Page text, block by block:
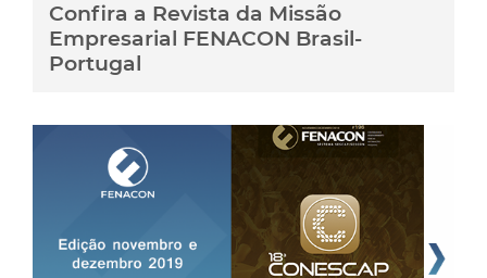
Confira a Revista da Missão
Empresarial FENACON Brasil-
Portugal